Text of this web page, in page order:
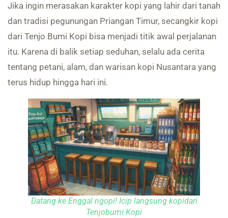
Jika ingin merasakan karakter kopi yang lahir dari tanah
dan tradisi pegunungan Priangan Timur, secangkir kopi
dari Tenjo Bumi Kopi bisa menjadi titik awal perjalanan
itu. Karena di balik setiap seduhan, selalu ada cerita
tentang petani, alam, dan warisan kopi Nusantara yang
terus hidup hingga hari ini.
Datang ke Enggal ngopi! Icip langsung kopidari
Tenjobumi Kopi